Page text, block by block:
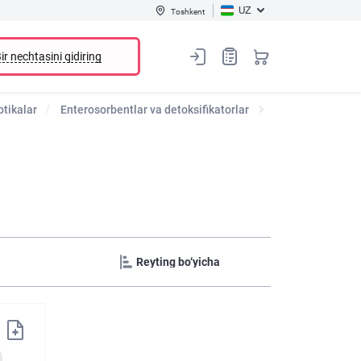
Toshkent UZ
nechtasini qidiring
Enterosorbentlar va detoksifikatorlar